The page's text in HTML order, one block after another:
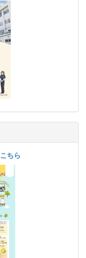
こちら